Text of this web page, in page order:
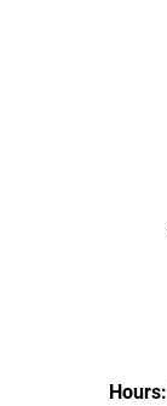
Hours: